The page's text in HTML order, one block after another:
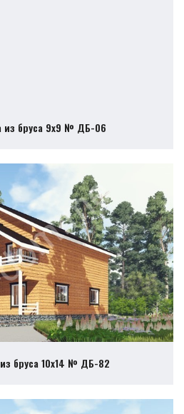
из бруса 9х9 № ДБ-06
бруса 10х14 № ДБ-82